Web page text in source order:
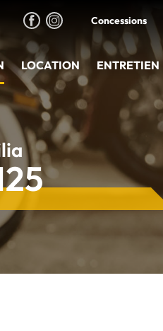
Concessions
LOCATION ENTRETIEN